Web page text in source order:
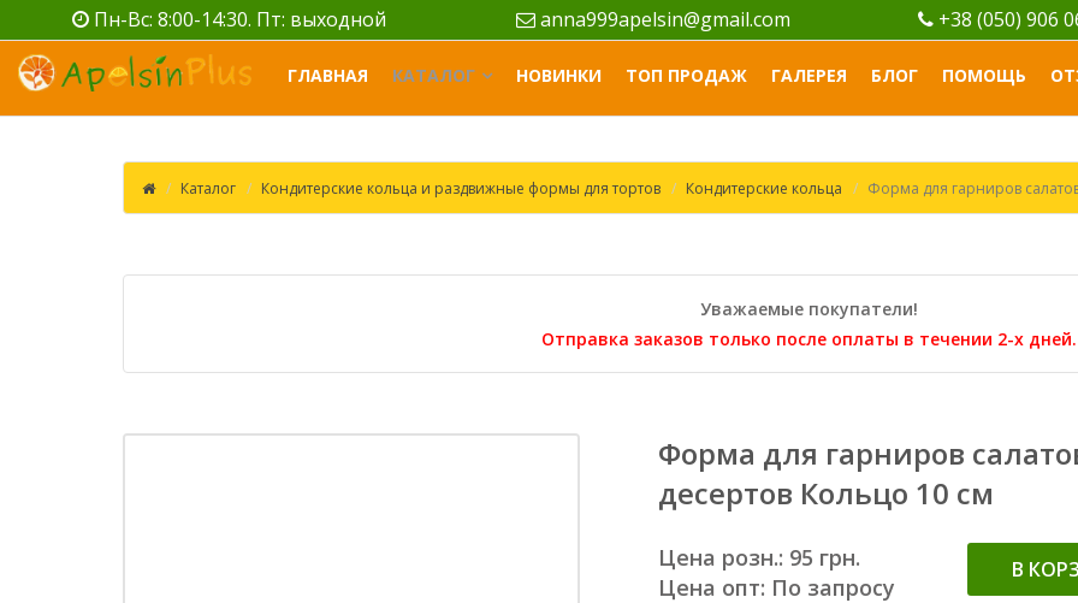
Пн-Вс: 8:00-14:30. Пт: выходной anna999apelsin@gmail.com +38 (050) 906
ГЛАВНАЯ КАТАЛОГ НОВИНКИ ТОП ПРОДАЖ ГАЛЕРЕЯ БЛОГ ПОМОЩЬ
Каталог Кондитерские кольца и раздвижные формы для тортов Кондитерские кольца Форма для гарниров
Уважаемые покупатели!
Отправка заказов только после оплаты в течении 2-х дней.
Форма для гарниров
десертов Кольцо 10 см
Цена розн.: 95 грн.
Цена опт: По запросу
В